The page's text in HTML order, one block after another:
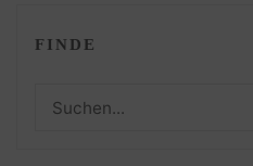
FINDE
Suchen